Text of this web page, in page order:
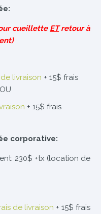
cueillette ETretour à
livraison + 15$ frais
+ 15$ frais
corporative:
230$ +tx (location de
de livraison + 15$ frais